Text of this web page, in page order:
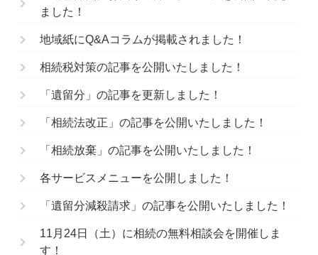
ました！
地域紙にQ&Aコラムが掲載されました！
相続税対策の記事を公開いたしました！
「遺留分」の記事を更新しました！
「相続法改正」の記事を公開いたしました！
「相続放棄」の記事を公開いたしました！
各サービスメニューを公開しました！
「遺留分減殺請求」の記事を公開いたしました！
11月24日（土）に相続の無料相談会を開催しま
す！